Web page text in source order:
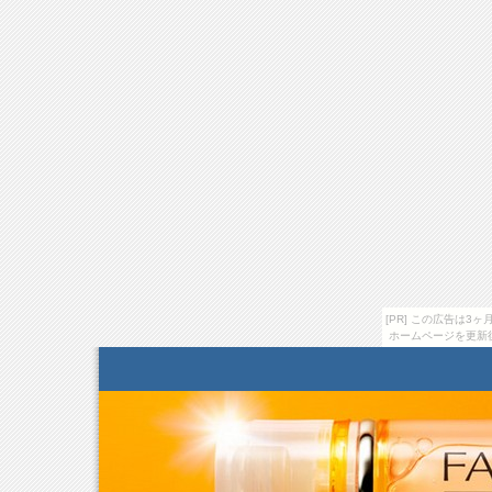
[PR] この広告は3ヶ
ホームページを更